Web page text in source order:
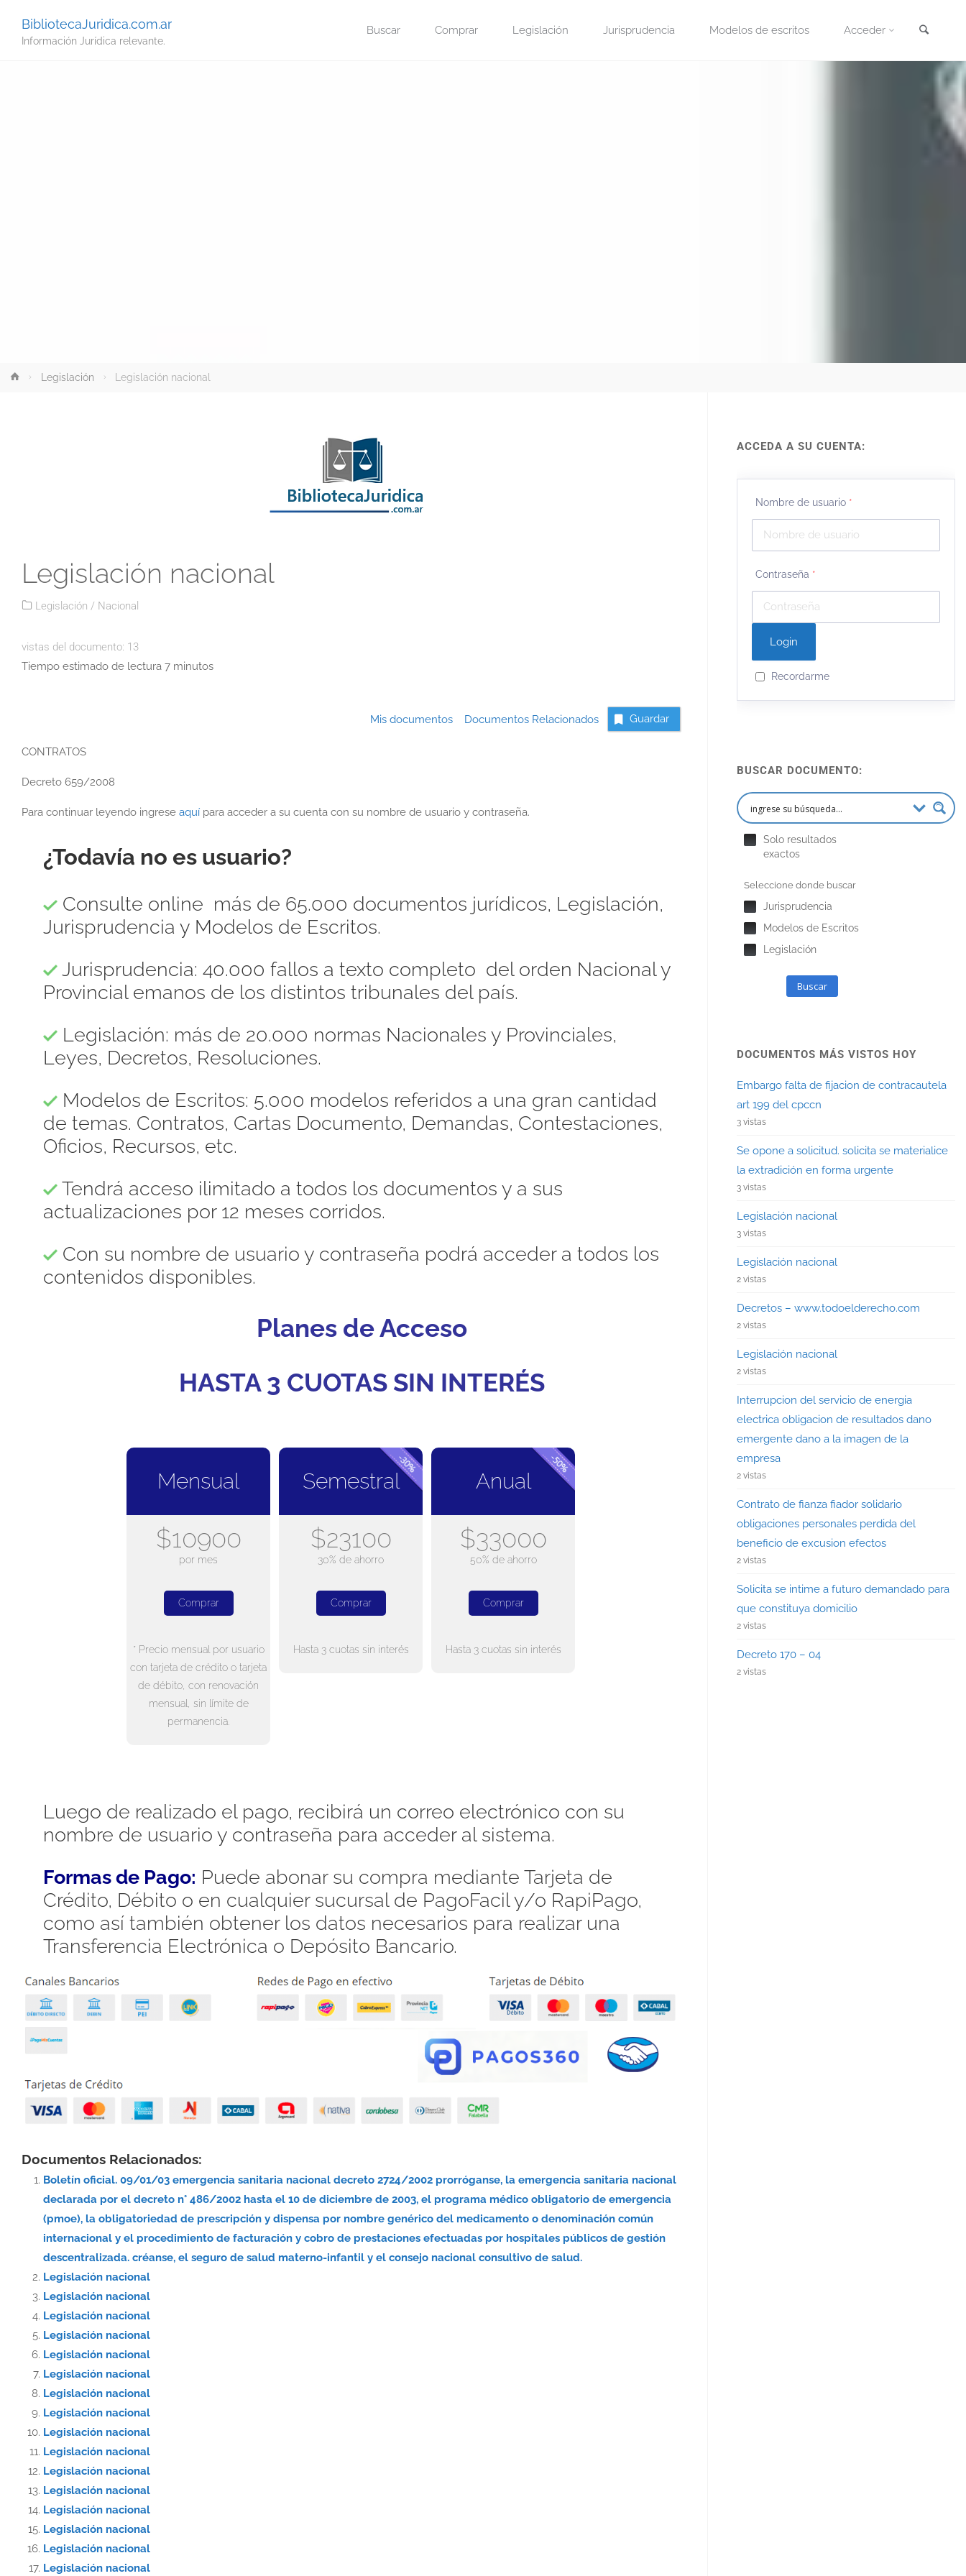
BibliotecaJuridica.com.ar
Información Jurídica relevante.
Buscar Comprar Legislación Jurisprudencia Modelos de escritos Acceder
Inicio Legislación Legislación nacional
Legislación nacional
Legislación / Nacional
vistas del documento: 13
Tiempo estimado de lectura 7 minutos
Mis documentosDocumentos Relacionados Guardar
CONTRATOS
Decreto 659/2008
Para continuar leyendo ingrese aquí para acceder a su cuenta con su nombre de usuario y contraseña.
¿Todavía no es usuario?
Consulte online más de 65.000 documentos jurídicos, Legislación,
Jurisprudencia y Modelos de Escritos.
Jurisprudencia: 40.000 fallos a texto completo del orden Nacional y
Provincial emanos de los distintos tribunales del país.
Legislación: más de 20.000 normas Nacionales y Provinciales,
Leyes, Decretos, Resoluciones.
Modelos de Escritos: 5.000 modelos referidos a una gran cantidad
de temas. Contratos, Cartas Documento, Demandas, Contestaciones,
Oficios, Recursos, etc.
Tendrá acceso ilimitado a todos los documentos y a sus
actualizaciones por 12 meses corridos.
Con su nombre de usuario y contraseña podrá acceder a todos los
contenidos disponibles.
Planes de Acceso
HASTA 3 CUOTAS SIN INTERÉS
Mensual
$10900
por mes
Comprar
* Precio mensual por usuario
con tarjeta de crédito o tarjeta
de débito, con renovación
mensual, sin límite de
permanencia.
Semestral
$23100
30% de ahorro
Comprar
Hasta 3 cuotas sin interés
Anual
$33000
50% de ahorro
Comprar
Hasta 3 cuotas sin interés
Luego de realizado el pago, recibirá un correo electrónico con su
nombre de usuario y contraseña para acceder al sistema.
Formas de Pago: Puede abonar su compra mediante Tarjeta de
Crédito, Débito o en cualquier sucursal de PagoFacil y/o RapiPago,
como así también obtener los datos necesarios para realizar una
Transferencia Electrónica o Depósito Bancario.
Documentos Relacionados:
Boletín oficial. 09/01/03 emergencia sanitaria nacional decreto 2724/2002 prorróganse, la emergencia sanitaria nacional
declarada por el decreto n° 486/2002 hasta el 10 de diciembre de 2003, el programa médico obligatorio de emergencia
(pmoe), la obligatoriedad de prescripción y dispensa por nombre genérico del medicamento o denominación común
internacional y el procedimiento de facturación y cobro de prestaciones efectuadas por hospitales públicos de gestión
descentralizada. créanse, el seguro de salud materno-infantil y el consejo nacional consultivo de salud.
Legislación nacional
Legislación nacional
Legislación nacional
Legislación nacional
Legislación nacional
Legislación nacional
Legislación nacional
Legislación nacional
Legislación nacional
Legislación nacional
Legislación nacional
Legislación nacional
Legislación nacional
Legislación nacional
Legislación nacional
Legislación nacional
ACCEDA A SU CUENTA:
Nombre de usuario *
Contraseña *
Recordarme
BUSCAR DOCUMENTO:
Solo resultados
exactos
Seleccione donde buscar
Jurisprudencia
Modelos de Escritos
Legislación
Buscar
DOCUMENTOS MÁS VISTOS HOY
Embargo falta de fijacion de contracautela
art 199 del cpccn
3 vistas
Se opone a solicitud. solicita se materialice
la extradición en forma urgente
3 vistas
Legislación nacional
3 vistas
Legislación nacional
2 vistas
Decretos – www.todoelderecho.com
2 vistas
Legislación nacional
2 vistas
Interrupcion del servicio de energia
electrica obligacion de resultados dano
emergente dano a la imagen de la
empresa
2 vistas
Contrato de fianza fiador solidario
obligaciones personales perdida del
beneficio de excusion efectos
2 vistas
Solicita se intime a futuro demandado para
que constituya domicilio
2 vistas
Decreto 170 – 04
2 vistas